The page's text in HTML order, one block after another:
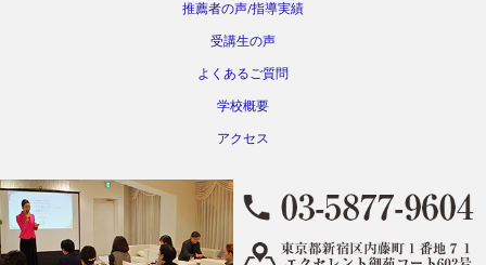
推薦者の声/指導実績
受講生の声
よくあるご質問
学校概要
アクセス